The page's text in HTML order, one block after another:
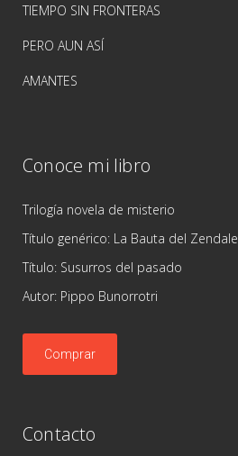
TIEMPO SIN FRONTERAS
PERO AUN ASÍ
AMANTES
Conoce mi libro
Trilogía novela de misterio
Título genérico: La Bauta del Zendale
Título: Susurros del pasado
Autor: Pippo Bunorrotri
Comprar
Contacto